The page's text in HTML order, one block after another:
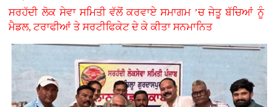
ਸਰਹੱਦੀ ਲੋਕ ਸੇਵਾ ਸਮਿਤੀ ਵੱਲੋਂ ਕਰਵਾਏ ਸਮਾਗਮ ’ਚ ਜੇਤੂ ਬੱਚਿਆਂ ਨੂੰ
ਮੈਡਲ, ਟਰਾਫੀਆਂ ਤੇ ਸਰਟੀਫਿਕੇਟ ਦੇ ਕੇ ਕੀਤਾ ਸਨਮਾਨਿਤ